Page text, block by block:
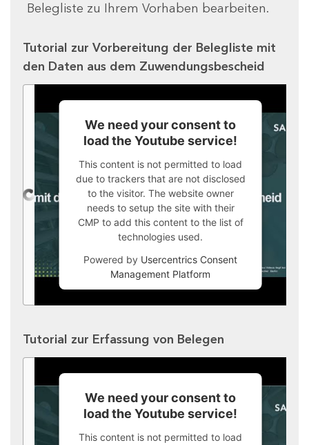
Belegliste zu Ihrem Vorhaben bearbeiten.
Tutorial zur Vorbereitung der Belegliste mit
den Daten aus dem Zuwendungsbescheid
We need your consent to
load the Youtube service!
This content is not permitted to load
due to trackers that are not disclosed
to the visitor. The website owner
needs to setup the site with their
CMP to add this content to the list of
technologies used.
Powered by Usercentrics Consent
Management Platform
Tutorial zur Erfassung von Belegen
We need your consent to
load the Youtube service!
This content is not permitted to load